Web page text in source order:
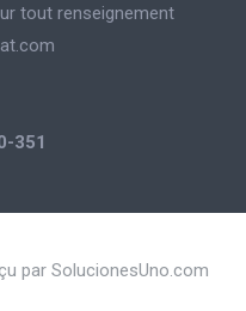
tout renseignement
351
par SolucionesUno.com